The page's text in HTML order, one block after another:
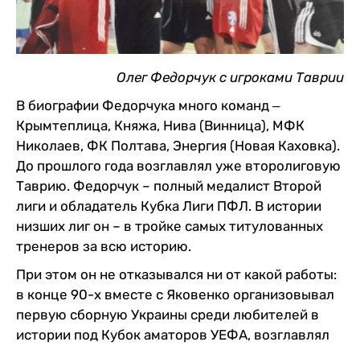
Олег Федорчук с игроками Таврии
В биографии Федорчука много команд ‒
Крымтеплица, Княжа, Нива (Винница), МФК
Николаев, ФК Полтава, Энергия (Новая Каховка).
До прошлого года возглавлял уже второлиговую
Таврию. Федорчук – полный медалист Второй
лиги и обладатель Кубка Лиги ПФЛ. В истории
низших лиг он – в тройке самых титулованных
тренеров за всю историю.
При этом он не отказывался ни от какой работы:
в конце 90-х вместе с Яковенко организовывал
первую сборную Украины среди любителей в
истории под Кубок аматоров УЕФА, возглавлял